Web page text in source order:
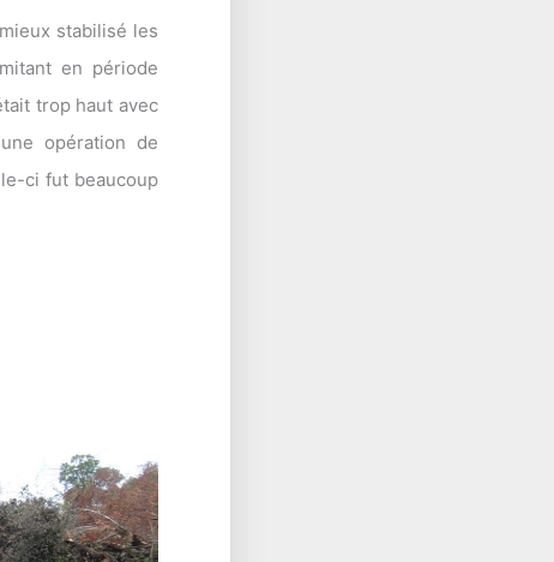
stabilisé les
en période
trop haut avec
opération de
ci fut beaucoup